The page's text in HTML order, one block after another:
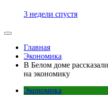
3 недели спустя
Главная
Экономика
В Белом доме
на экономику
Экономика